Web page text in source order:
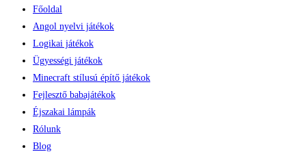
Főoldal
Angol nyelvi játékok
Logikai játékok
Ügyességi játékok
Minecraft stílusú építő játékok
Fejlesztő babajátékok
Éjszakai lámpák
Rólunk
Blog